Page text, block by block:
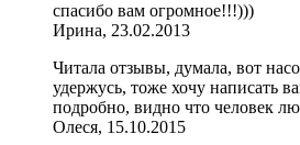
спасибо вам огромное!!!)))
Ирина, 23.02.2013
Читала отзывы, думала, вот
удержусь, тоже хочу написать
подробно, видно что человек
Олеся, 15.10.2015